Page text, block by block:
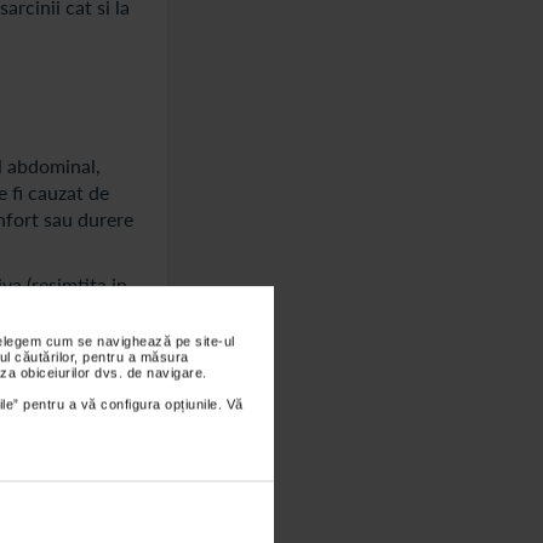
cum se navighează pe site-ul
căutărilor, pentru a măsura
obiceiurilor dvs. de navigare.
pentru a vă configura opțiunile. Vă
cat si la
fi cauzat de
sau durere
(resimtita in
pozitii
fluctuatii
pana la